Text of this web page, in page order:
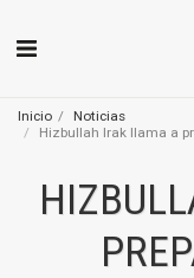
Inicio
Noticias
Hizbullah Irak llama a